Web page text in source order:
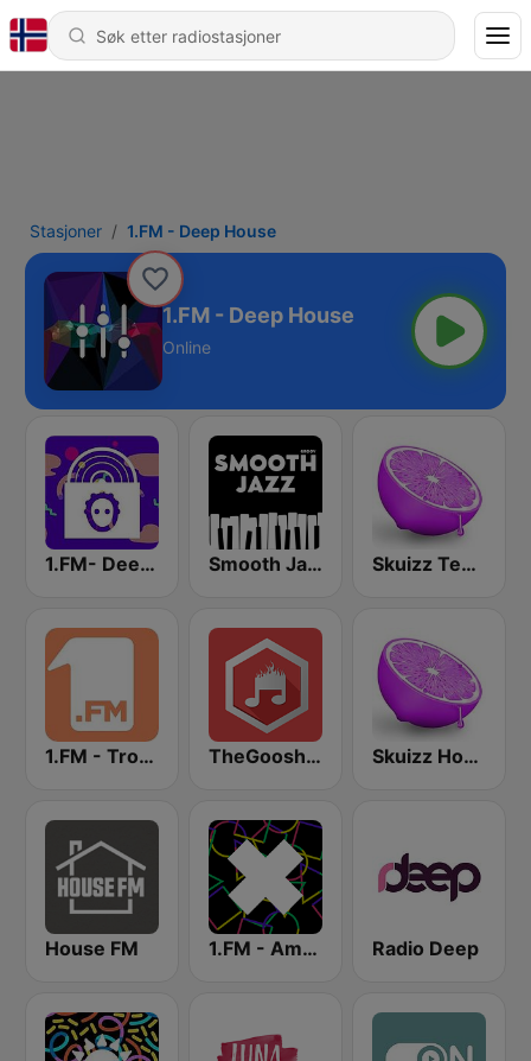
Stasjoner 1.FM - Deep House
1.FM - Deep House
Online
1.FM- Deep Techno & Tech House Smooth Jazz - Groov Skuizz Tech-House
1.FM - Tropical House TheGoosh Radio - Deep House Skuizz House
House FM 1.FM - Amsterdam Trance Radio Deep